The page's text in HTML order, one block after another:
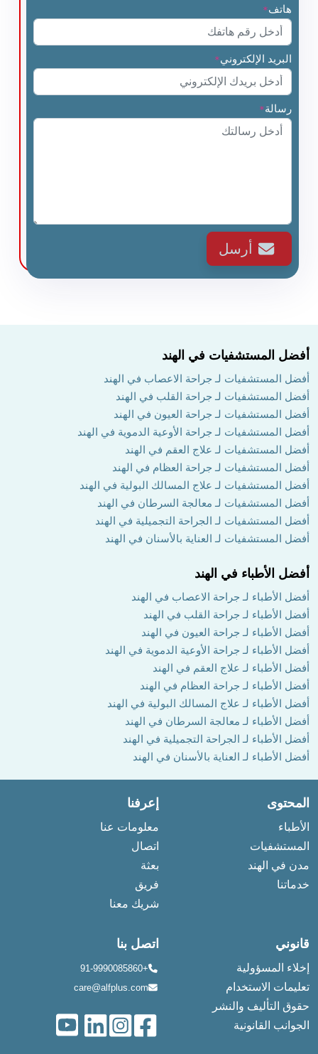
هاتف*
البريد الإلكتروني*
رسالة*
أرسل
أفضل المستشفيات في الهند
أفضل المستشفيات لـ جراحة الاعصاب في الهند
أفضل المستشفيات لـ جراحة القلب في الهند
أفضل المستشفيات لـ جراحة العيون في الهند
أفضل المستشفيات لـ جراحة الأوعية الدموية في الهند
أفضل المستشفيات لـ علاج العقم في الهند
أفضل المستشفيات لـ جراحة العظام في الهند
أفضل المستشفيات لـ علاج المسالك البولية في الهند
أفضل المستشفيات لـ معالجة السرطان في الهند
أفضل المستشفيات لـ الجراحة التجميلية في الهند
أفضل المستشفيات لـ العناية بالأسنان في الهند
أفضل الأطباء في الهند
أفضل الأطباء لـ جراحة الاعصاب في الهند
أفضل الأطباء لـ جراحة القلب في الهند
أفضل الأطباء لـ جراحة العيون في الهند
أفضل الأطباء لـ جراحة الأوعية الدموية في الهند
أفضل الأطباء لـ علاج العقم في الهند
أفضل الأطباء لـ جراحة العظام في الهند
أفضل الأطباء لـ علاج المسالك البولية في الهند
أفضل الأطباء لـ معالجة السرطان في الهند
أفضل الأطباء لـ الجراحة التجميلية في الهند
أفضل الأطباء لـ العناية بالأسنان في الهند
المحتوى
الأطباء
المستشفيات
مدن في الهند
خدماتنا
إعرفنا
معلومات عنا
اتصال
بعثة
فريق
شريك معنا
قانوني
إخلاء المسؤولية
تعليمات الاستخدام
حقوق التأليف والنشر
الجوانب القانونية
اتصل بنا
+91-9990085860
care@alfplus.com